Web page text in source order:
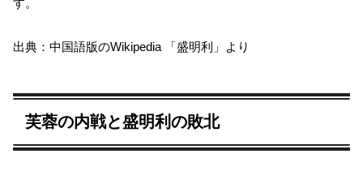
す。
出典：中国語版のWikipedia 「盛明利」より
芙蓉の内戦と盛明利の敗北